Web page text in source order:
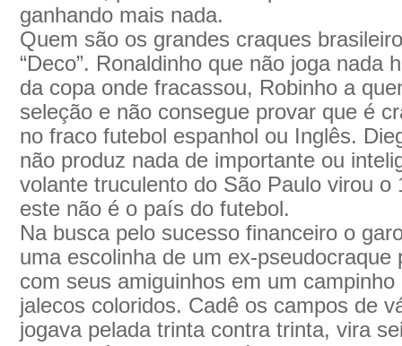
ganhando mais nada.
Quem são os grandes craques
“Deco”. Ronaldinho que não joga nada
da copa onde fracassou, Robinho a
seleção e não consegue provar que é
no fraco futebol espanhol ou Inglês.
não produz nada de importante ou
volante truculento do São Paulo virou
este não é o país do futebol.
Na busca pelo sucesso financeiro o
uma escolinha de um ex-pseudocraque
com seus amiguinhos em um
jalecos coloridos. Cadê os campos de
jogava pelada trinta contra trinta, vira